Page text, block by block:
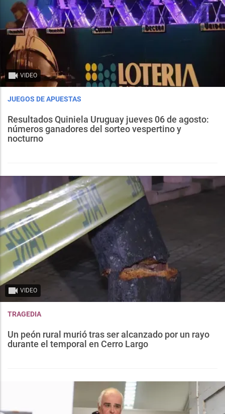
VIDEO
JUEGOS DE APUESTAS
Resultados Quiniela Uruguay jueves 06 de agosto:
números ganadores del sorteo vespertino y
nocturno
VIDEO
TRAGEDIA
Un peón rural murió tras ser alcanzado por un rayo
durante el temporal en Cerro Largo